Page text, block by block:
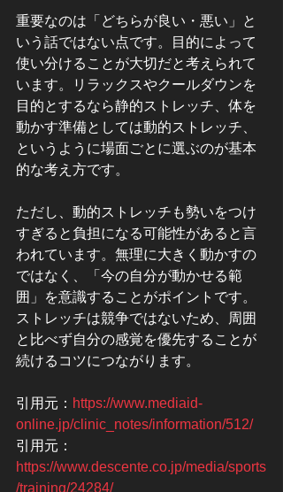
重要なのは「どちらが良い・悪い」と
いう話ではない点です。目的によって
使い分けることが大切だと考えられて
います。リラックスやクールダウンを
目的とするなら静的ストレッチ、体を
動かす準備としては動的ストレッチ、
というように場面ごとに選ぶのが基本
的な考え方です。
ただし、動的ストレッチも勢いをつけ
すぎると負担になる可能性があると言
われています。無理に大きく動かすの
ではなく、「今の自分が動かせる範
囲」を意識することがポイントです。
ストレッチは競争ではないため、周囲
と比べず自分の感覚を優先することが
続けるコツにつながります。
引用元： https://www.mediaid-
online.jp/clinic_notes/information/512/
引用元：
https://www.descente.co.jp/media/sports
/training/24284/